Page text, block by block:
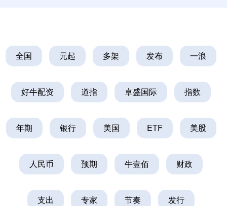
全国 元起 多架 发布 一浪
好牛配资 道指 卓盛国际 指数
年期 银行 美国 ETF 美股
人民币 预期 牛壹佰 财政
支出 专家 节奏 发行